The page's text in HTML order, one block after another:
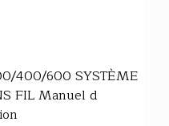
400/600 SYSTÈME
FIL Manuel d